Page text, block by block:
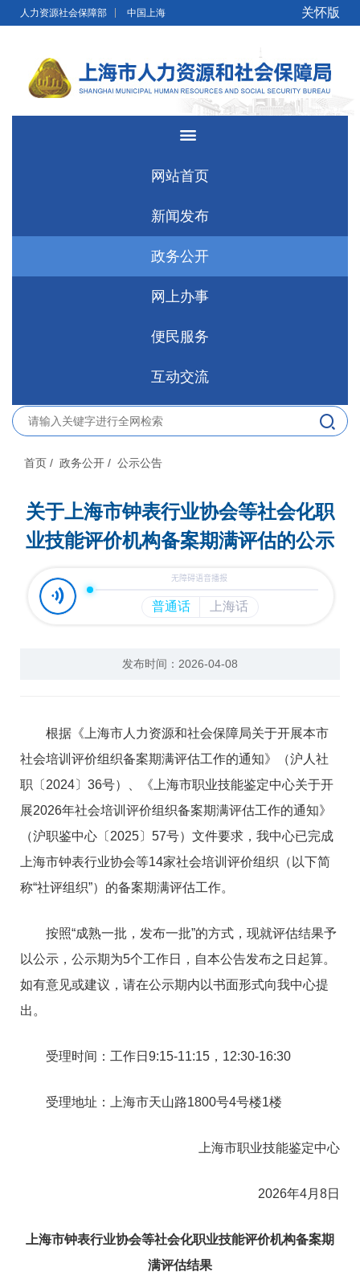
无障碍操作说明 跳转到网站导航区
人力资源社会保障部 中国上海 关怀版
网站首页
新闻发布
政务公开
网上办事
便民服务
互动交流
首页 / 政务公开 / 公示公告
关于上海市钟表行业协会等社会化职
业技能评价机构备案期满评估的公示
发布时间：2026-04-08
根据《上海市人力资源和社会保障局关于开展本市
社会培训评价组织备案期满评估工作的通知》（沪人社
职〔2024〕36号）、《上海市职业技能鉴定中心关于开
展2026年社会培训评价组织备案期满评估工作的通知》
（沪职鉴中心〔2025〕57号）文件要求，我中心已完成
上海市钟表行业协会等14家社会培训评价组织（以下简
称“社评组织”）的备案期满评估工作。
按照“成熟一批，发布一批”的方式，现就评估结果予
以公示，公示期为5个工作日，自本公告发布之日起算。
如有意见或建议，请在公示期内以书面形式向我中心提
出。
受理时间：工作日9:15-11:15，12:30-16:30
受理地址：上海市天山路1800号4号楼1楼
上海市职业技能鉴定中心
2026年4月8日
上海市钟表行业协会等社会化职业技能评价机构备案期
满评估结果